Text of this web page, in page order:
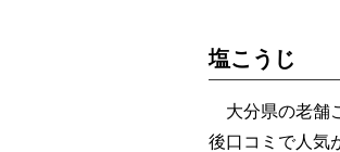
塩こうじ
大分県の老舗
後口コミで人気